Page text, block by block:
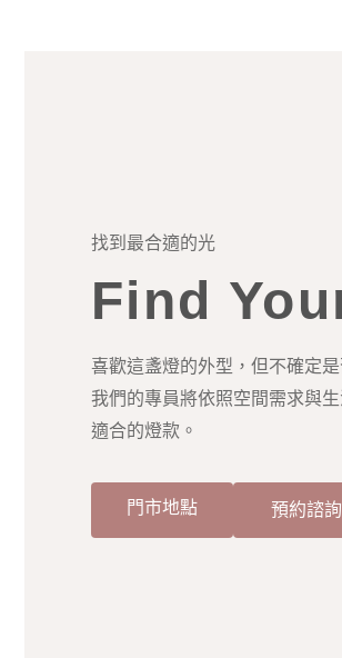
找到最合適的光
Find
喜歡這盞燈的外型，但不確定
我們的專員將依照空間需求與
適合的燈款。
門市地點 預約諮詢